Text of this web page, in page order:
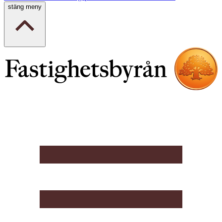
stäng meny